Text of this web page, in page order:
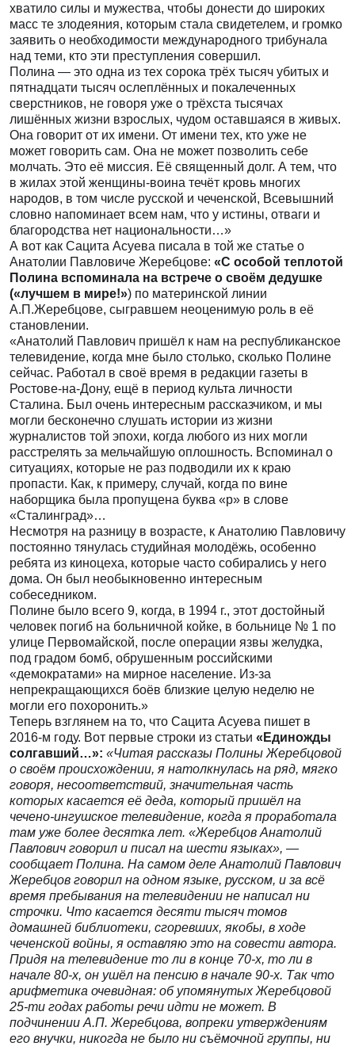
хватило силы и мужества, чтобы донести до широких
масс те злодеяния, которым стала свидетелем, и громко
заявить о необходимости международного трибунала
над теми, кто эти преступления совершил.
Полина — это одна из тех сорока трёх тысяч убитых и
пятнадцати тысяч ослеплённых и покалеченных
сверстников, не говоря уже о трёхста тысячах
лишённых жизни взрослых, чудом оставшаяся в живых.
Она говорит от их имени. От имени тех, кто уже не
может говорить сам. Она не может позволить себе
молчать. Это её миссия. Её священный долг. А тем, что
в жилах этой женщины-воина течёт кровь многих
народов, в том числе русской и чеченской, Всевышний
словно напоминает всем нам, что у истины, отваги и
благородства нет национальности…»
А вот как Сацита Асуева писала в той же статье о
Анатолии Павловиче Жеребцове: «С особой теплотой
Полина вспоминала на встрече о своём дедушке
(«лучшем в мире!») по материнской линии
А.П.Жеребцове, сыгравшем неоценимую роль в её
становлении.
«Анатолий Павлович пришёл к нам на республиканское
телевидение, когда мне было столько, сколько Полине
сейчас. Работал в своё время в редакции газеты в
Ростове-на-Дону, ещё в период культа личности
Сталина. Был очень интересным рассказчиком, и мы
могли бесконечно слушать истории из жизни
журналистов той эпохи, когда любого из них могли
расстрелять за мельчайшую оплошность. Вспоминал о
ситуациях, которые не раз подводили их к краю
пропасти. Как, к примеру, случай, когда по вине
наборщика была пропущена буква «р» в слове
«Сталинград»…
Несмотря на разницу в возрасте, к Анатолию Павловичу
постоянно тянулась студийная молодёжь, особенно
ребята из киноцеха, которые часто собирались у него
дома. Он был необыкновенно интересным
собеседником.
Полине было всего 9, когда, в 1994 г., этот достойный
человек погиб на больничной койке, в больнице № 1 по
улице Первомайской, после операции язвы желудка,
под градом бомб, обрушенным российскими
«демократами» на мирное население. Из-за
непрекращающихся боёв близкие целую неделю не
могли его похоронить.»
Теперь взглянем на то, что Сацита Асуева пишет в
2016-м году. Вот первые строки из статьи «Единожды
солгавший…»: «Читая рассказы Полины Жеребцовой
о своём происхождении, я натолкнулась на ряд, мягко
говоря, несоответствий, значительная часть
которых касается её деда, который пришёл на
чечено-ингушское телевидение, когда я проработала
там уже более десятка лет. «Жеребцов Анатолий
Павлович говорил и писал на шести языках», —
сообщает Полина. На самом деле Анатолий Павлович
Жеребцов говорил на одном языке, русском, и за всё
время пребывания на телевидении не написал ни
строчки. Что касается десяти тысяч томов
домашней библиотеки, сгоревших, якобы, в ходе
чеченской войны, я оставляю это на совести автора.
Придя на телевидение то ли в конце 70-х, то ли в
начале 80-х, он ушёл на пенсию в начале 90-х. Так что
арифметика очевидная: об упомянутых Жеребцовой
25-ти годах работы речи идти не может. В
подчинении А.П. Жеребцова, вопреки утверждениям
его внучки, никогда не было ни съёмочной группы, ни